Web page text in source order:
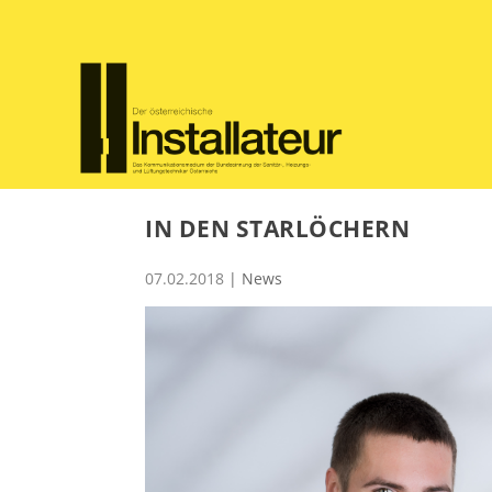
IN DEN STARLÖCHERN
07.02.2018 | News